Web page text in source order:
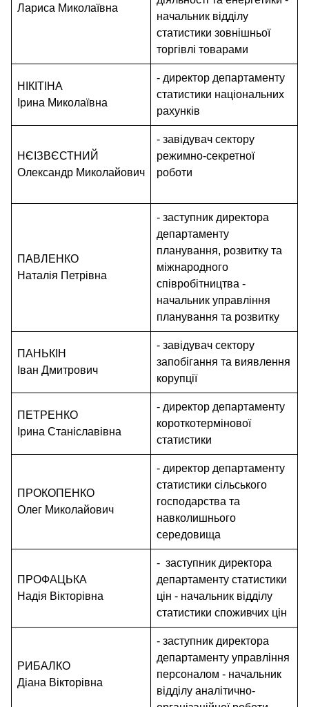
Лариса Миколаївна
начальник відділу
статистики зовнішньої
торгівлі товарами
НІКІТІНА
Ірина Миколаївна
- директор департаменту
статистики національних
рахунків
НЄІЗВЄСТНИЙ
Олександр Миколайович
- завідувач сектору
режимно-секретної
роботи
ПАВЛЕНКО
Наталія Петрівна
- заступник директора
департаменту
планування, розвитку та
міжнародного
співробітництва -
начальник управління
планування та розвитку
ПАНЬКІН
Іван Дмитрович
- завідувач сектору
запобігання та виявлення
корупції
ПЕТРЕНКО
Ірина Станіславівна
- директор департаменту
короткотермінової
статистики
ПРОКОПЕНКО
Олег Миколайович
- директор департаменту
статистики сільського
господарства та
навколишнього
середовища
ПРОФАЦЬКА
Надія Вікторівна
- заступник директора
департаменту статистики
цін - начальник відділу
статистики споживчих цін
РИБАЛКО
Діана Вікторівна
- заступник директора
департаменту управління
персоналом - начальник
відділу аналітично-